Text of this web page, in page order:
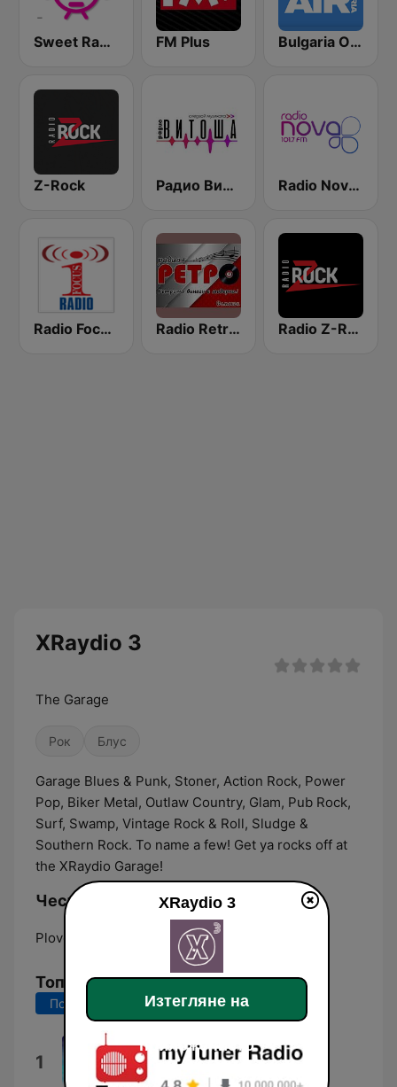
Sweet Radio Bulgaria FM Plus Bulgaria ON AIR
Z-Rock Радио Витоша 97.6 FM Radio Nova 101.7 FM
Radio Focus Sofia Radio Retro - Samokov Radio Z-ROCK
XRaydio 3
The Garage
Рок Блус
Garage Blues & Punk, Stoner, Action Rock, Power
Pop, Biker Metal, Outlaw Country, Glam, Pub Rock,
Surf, Swamp, Vintage Rock & Roll, Sludge &
Southern Rock. To name a few! Get ya rocks off at
the XRaydio Garage!
Честоти XRaydio 3:
Plovdiv:
Топ песни
Последните 7 дни Последните 30 дни
1 Partner in Crime
Your X Lover
XRaydio 3
Изтегляне на
приложението